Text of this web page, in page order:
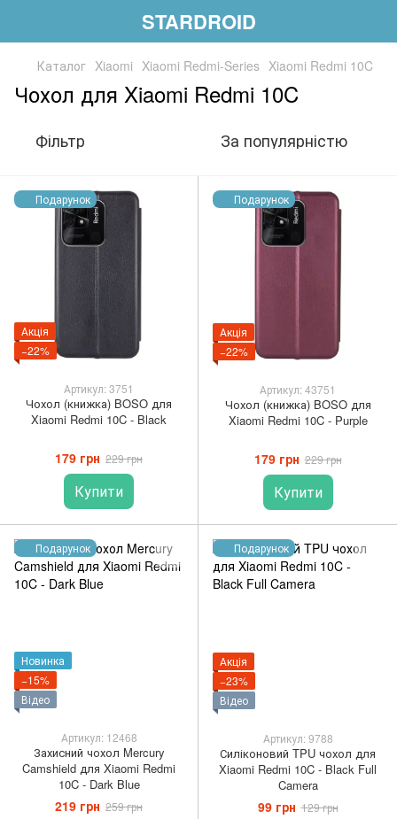
STARDROID
Каталог Xiaomi Xiaomi Redmi-Series Xiaomi Redmi 10C
Чохол для Xiaomi Redmi 10C
Фільтр За популярністю
Подарунок
Акція
−22%
Артикул: 3751
Чохол (книжка) BOSO для
Xiaomi Redmi 10C - Black
179 грн 229 грн
Купити
Подарунок
Акція
−22%
Артикул: 43751
Чохол (книжка) BOSO для
Xiaomi Redmi 10C - Purple
179 грн 229 грн
Купити
Подарунок
Новинка
−15%
Відео
Артикул: 12468
Захисний чохол Mercury
Camshield для Xiaomi Redmi
10C - Dark Blue
219 грн 259 грн
Подарунок
Акція
−23%
Відео
Артикул: 9788
Силіконовий TPU чохол для
Xiaomi Redmi 10C - Black Full
Camera
99 грн 129 грн